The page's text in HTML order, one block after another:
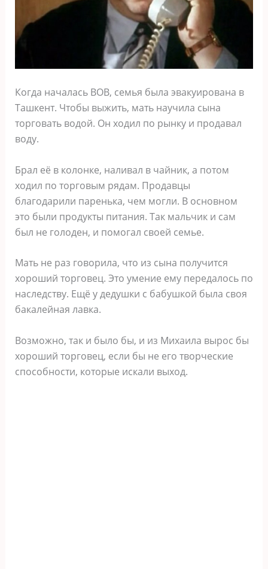
Когда началась ВОВ, семья была эвакуирована в
Ташкент. Чтобы выжить, мать научила сына
торговать водой. Он ходил по рынку и продавал
воду.
Брал её в колонке, наливал в чайник, а потом
ходил по торговым рядам. Продавцы
благодарили паренька, чем могли. В основном
это были продукты питания. Так мальчик и сам
был не голоден, и помогал своей семье.
Мать не раз говорила, что из сына получится
хороший торговец. Это умение ему передалось по
наследству. Ещё у дедушки с бабушкой была своя
бакалейная лавка.
Возможно, так и было бы, и из Михаила вырос бы
хороший торговец, если бы не его творческие
способности, которые искали выход.